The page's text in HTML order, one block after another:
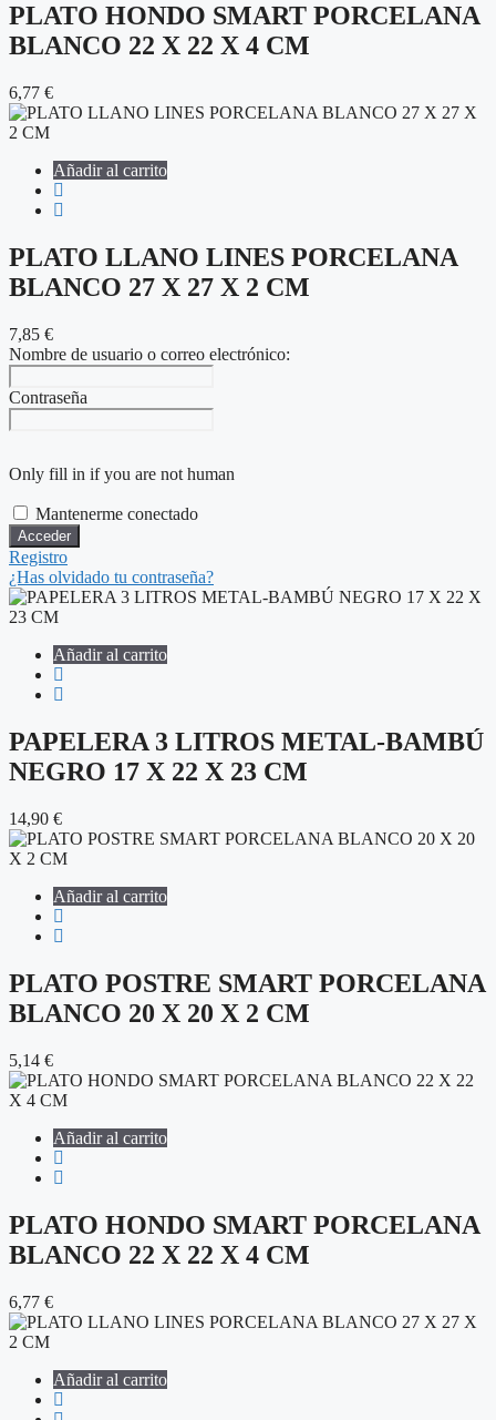
PLATO HONDO SMART PORCELANA
BLANCO 22 X 22 X 4 CM
6,77 €
Añadir al carrito
PLATO LLANO LINES PORCELANA
BLANCO 27 X 27 X 2 CM
7,85 €
Nombre de usuario o correo electrónico:
Contraseña
Only fill in if you are not human
Mantenerme conectado
Registro
¿Has olvidado tu contraseña?
Añadir al carrito
PAPELERA 3 LITROS METAL-BAMBÚ
NEGRO 17 X 22 X 23 CM
14,90 €
Añadir al carrito
PLATO POSTRE SMART PORCELANA
BLANCO 20 X 20 X 2 CM
5,14 €
Añadir al carrito
PLATO HONDO SMART PORCELANA
BLANCO 22 X 22 X 4 CM
6,77 €
Añadir al carrito